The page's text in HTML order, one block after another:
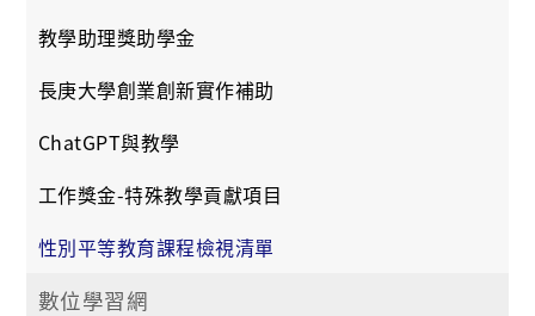
教學助理獎助學金
長庚大學創業創新實作補助
ChatGPT與教學
工作獎金-特殊教學貢獻項目
性別平等教育課程檢視清單
數位學習網